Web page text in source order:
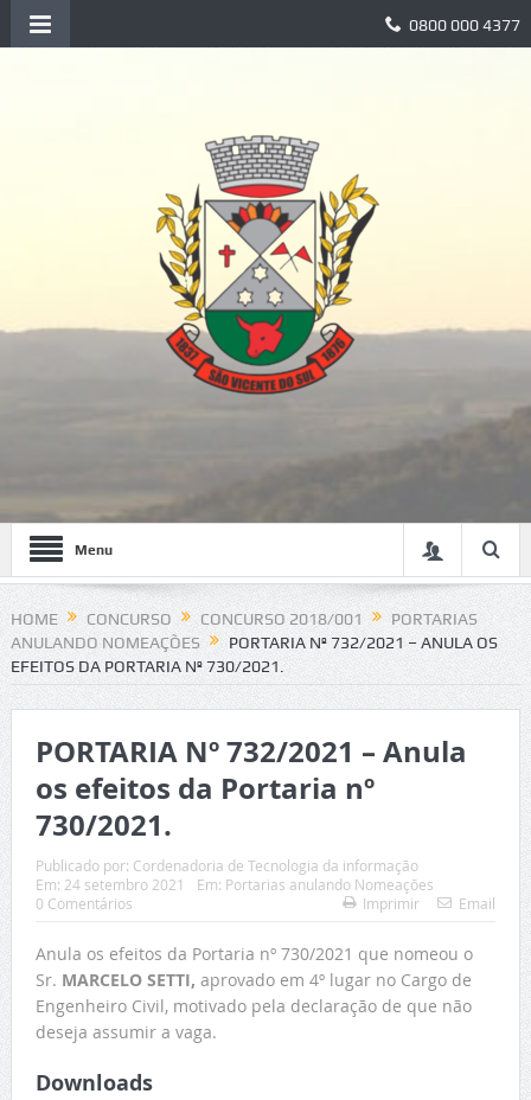
0800 000 4377
Menu
HOME CONCURSO CONCURSO 2018/001
PORTARIAS
ANULANDO NOMEAÇÕES
PORTARIA Nº 732/2021 – ANULA OS
EFEITOS DA PORTARIA Nº 730/2021.
PORTARIA Nº 732/2021 – Anula
os efeitos da Portaria nº
730/2021.
Publicado por: Cordenadoria de Tecnologia da informação
Em: 24 setembro 2021 Em: Portarias anulando Nomeações
0 Comentários
Imprimir Email
Anula os efeitos da Portaria nº 730/2021 que nomeou o
Sr. MARCELO SETTI, aprovado em 4º lugar no Cargo de
Engenheiro Civil, motivado pela declaração de que não
deseja assumir a vaga.
Downloads